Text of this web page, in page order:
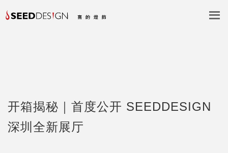
开箱揭秘｜首度公开 SEEDDESIGN
深圳全新展厅